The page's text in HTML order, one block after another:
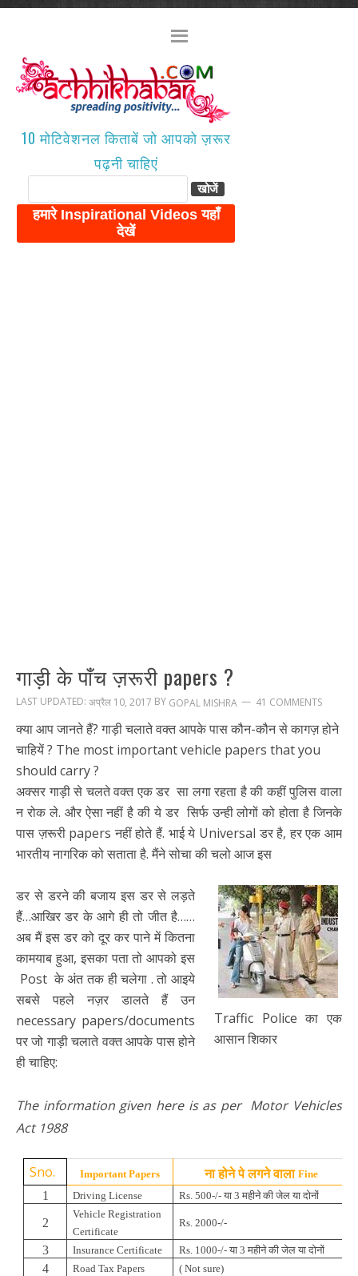
10 मोटिवेशनल किताबें जो आपको ज़रूर
पढ़नी चाहिएं
गाड़ी के पाँच ज़रूरी papers ?
LAST UPDATED: अप्रैल 10, 2017 BY GOPAL MISHRA 41 COMMENTS
क्या आप जानते हैं? गाड़ी चलाते वक्त आपके पास कौन-कौन से कागज़ होने
चाहियें ? The most important vehicle papers that you
should carry ?
अक्सर गाड़ी से चलते वक्त एक डर सा लगा रहता है की कहीं पुलिस वाला
न रोक ले. और ऐसा नहीं है की ये डर सिर्फ उन्ही लोगों को होता है जिनके
पास ज़रूरी papers नहीं होते हैं. भाई ये Universal डर है, हर एक आम
भारतीय नागरिक को सताता है. मैंने सोचा की चलो आज इस
Traffic Police का एक
आसान शिकार
डर से डरने की बजाय इस डर से लड़ते
हैं…आखिर डर के आगे ही तो जीत है……
अब मैं इस डर को दूर कर पाने में कितना
कामयाब हुआ, इसका पता तो आपको इस
Post के अंत तक ही चलेगा . तो आइये
सबसे पहले नज़र डालते हैं उन
necessary papers/documents
पर जो गाड़ी चलाते वक्त आपके पास होने
ही चाहिए:
The information given here is as per Motor Vehicles
Act 1988
Sno. Important Papers ना होने पे लगने वाला Fine
1 Driving License Rs. 500-/-या 3 महीने की जेल या दोनों
2
Vehicle Registration
Certificate
Rs. 2000-/-
3 Insurance Certificate Rs. 1000-/-या 3 महीने की जेल या दोनों
4 Road Tax Papers ( Not sure)